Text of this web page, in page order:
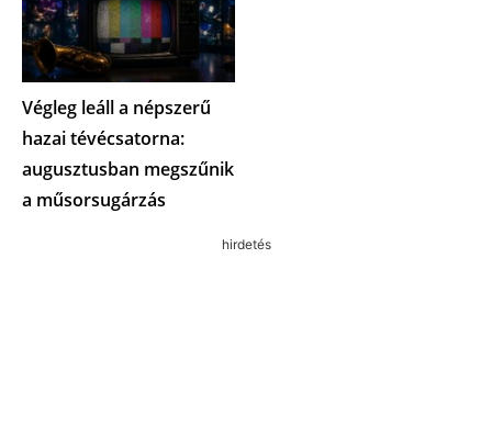
Végleg leáll a népszerű
hazai tévécsatorna:
augusztusban megszűnik
a műsorsugárzás
hirdetés